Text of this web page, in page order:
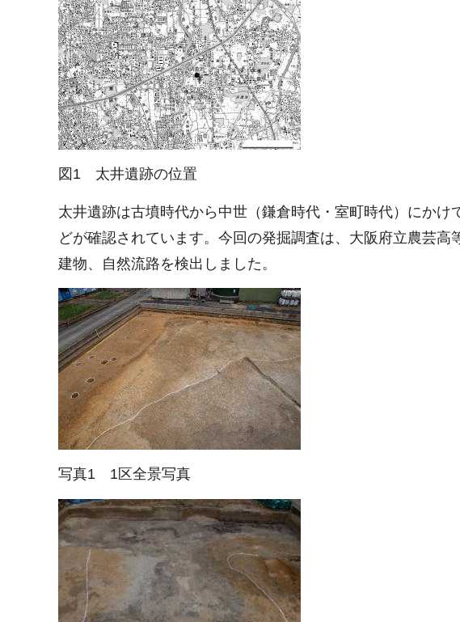
図1 太井遺跡の位置
太井遺跡は古墳時代から中世（鎌倉時代・室町時代）にか
どが確認されています。今回の発掘調査は、大阪府立農芸
建物、自然流路を検出しました。
写真1 1区全景写真